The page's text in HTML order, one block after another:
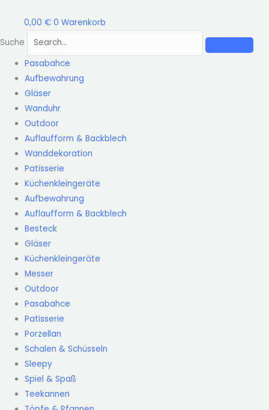
springen
0,00 € 0 Warenkorb
Suche
Pasabahce
Aufbewahrung
Gläser
Wanduhr
Outdoor
Auflaufform & Backblech
Wanddekoration
Patisserie
Küchenkleingeräte
Aufbewahrung
Auflaufform & Backblech
Besteck
Gläser
Küchenkleingeräte
Messer
Outdoor
Pasabahce
Patisserie
Porzellan
Schalen & Schüsseln
Sleepy
Spiel & Spaß
Teekannen
Borcam
Kasserole
Auflaufform
Deckel
840ml
Menge